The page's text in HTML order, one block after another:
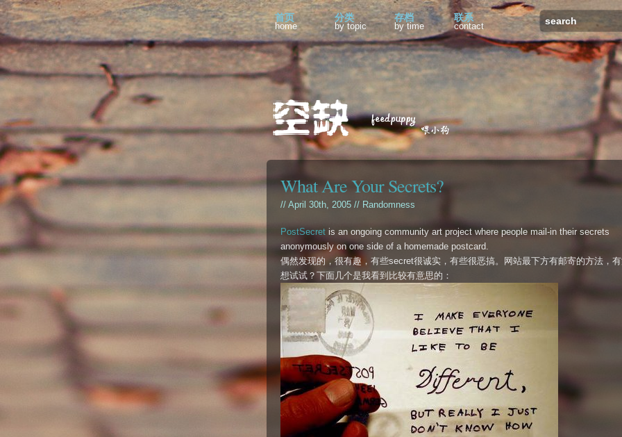
首页
home
分类
by topic
存档
by time
联系
contact
What Are Your Secrets?
// April 30th, 2005 // Randomness
PostSecretis an ongoing community art project where people mail-in their secrets
anonymously on one side of a homemade postcard.
偶然发现的，很有趣，有些secret很诚实，有些很恶搞。网站最下方有邮寄的方法，
想试试？下面几个是我看到比较有意思的：